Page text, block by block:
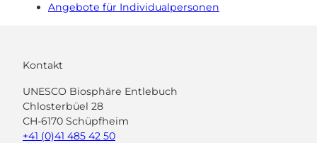
Angebote für Individualpersonen
Kontakt
UNESCO Biosphäre Entlebuch
Chlosterbüel 28
CH-6170 Schüpfheim
+41 (0)41 485 42 50